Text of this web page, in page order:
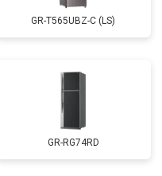
GR-T565UBZ-C (LS)
GR-RG74RD